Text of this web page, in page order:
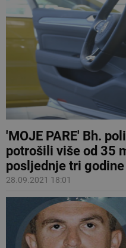
'MOJE PARE' Bh.
potrošili više od 35
posljednje tri godine
28.09.2021 18:01